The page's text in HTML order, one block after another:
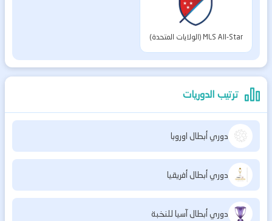
MLS All-Star (الولايات المتحدة)
ترتيب الدوريات
دوري أبطال اوروبا
دوري أبطال أفريقيا
دوري أبطال آسيا للنخبة